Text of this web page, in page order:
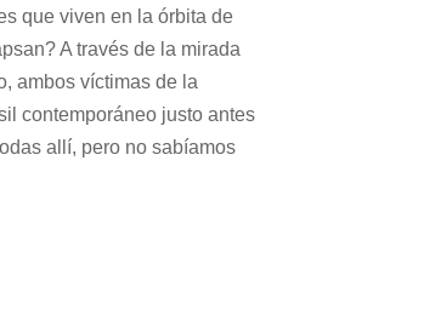
que viven en la órbita de
A través de la mirada
ambos víctimas de la
contemporáneo justo antes
allí, pero no sabíamos